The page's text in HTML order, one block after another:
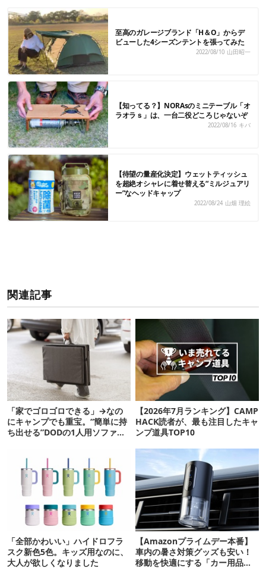
至高のガレージブランド「H＆O」からデ
ビューした4シーズンテントを張ってみた
2022/08/10 山田昭一
【知ってる？】NORAsのミニテーブル「オ
ラオラｓ」は、一台二役どころじゃないぞ
2022/08/16 キバ
【待望の量産化決定】ウェットティッシュ
を超絶オシャレに着せ替える“ミルジュアリ
ー”なヘッドキャップ
2022/08/24 山畑 理絵
関連記事
「家でゴロゴロできる」→なの
にキャンプでも重宝。“簡単に持
ち出せる”DODの1人用ソファが
【2026年7月ランキング】CAMP
HACK読者が、最も注目したキャ
ンプ道具TOP10
「全部かわいい」ハイドロフラ
スク新色5色。キッズ用なのに、
大人が欲しくなりました
【Amazonプライムデー本番】
車内の暑さ対策グッズも安い！
移動を快適にする「カー用品」